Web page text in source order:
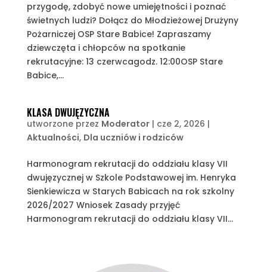
przygodę, zdobyć nowe umiejętności i poznać
świetnych ludzi? Dołącz do Młodzieżowej Drużyny
Pożarniczej OSP Stare Babice! Zapraszamy
dziewczęta i chłopców na spotkanie
rekrutacyjne: 13 czerwcagodz. 12:00OSP Stare
Babice,...
KLASA DWUJĘZYCZNA
utworzone przez Moderator| cze 2, 2026 |
Aktualności, Dla uczniów i rodziców
Harmonogram rekrutacji do oddziału klasy VII
dwujęzycznej w Szkole Podstawowej im. Henryka
Sienkiewicza w Starych Babicach na rok szkolny
2026/2027 Wniosek Zasady przyjęć
Harmonogram rekrutacji do oddziału klasy VII...